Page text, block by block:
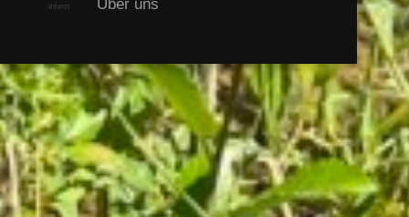
intern Über uns